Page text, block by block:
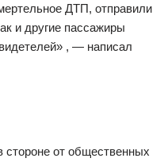
ДТП, отправили
и другие пассажиры
, — написал
стороне от общественных